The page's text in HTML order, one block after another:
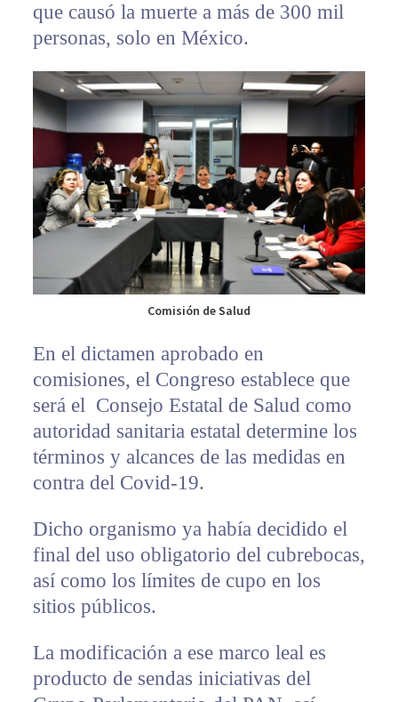
que causó la muerte a más de 300 mil
personas, solo en México.
Comisión de Salud
En el dictamen aprobado en
comisiones, el Congreso establece que
será el Consejo Estatal de Salud como
autoridad sanitaria estatal determine los
términos y alcances de las medidas en
contra del Covid-19.
Dicho organismo ya había decidido el
final del uso obligatorio del cubrebocas,
así como los límites de cupo en los
sitios públicos.
La modificación a ese marco leal es
producto de sendas iniciativas del